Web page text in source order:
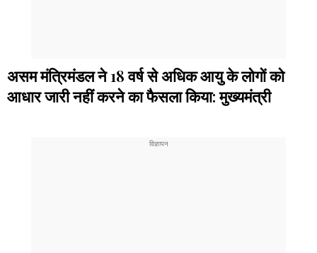
असम मंत्रिमंडल ने 18 वर्ष से अधिक आयु के लोगों को
आधार जारी नहीं करने का फैसला किया: मुख्यमंत्री